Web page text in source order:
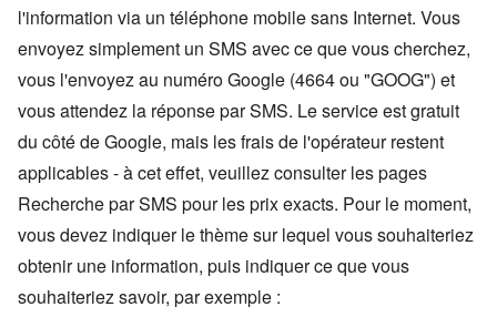
l'information via un téléphone mobile sans Internet. Vous
envoyez simplement un SMS avec ce que vous cherchez,
vous l'envoyez au numéro Google (4664 ou "GOOG") et
vous attendez la réponse par SMS. Le service est gratuit
du côté de Google, mais les frais de l'opérateur restent
applicables - à cet effet, veuillez consulter les pages
Recherche par SMS pour les prix exacts. Pour le moment,
vous devez indiquer le thème sur lequel vous souhaiteriez
obtenir une information, puis indiquer ce que vous
souhaiteriez savoir, par exemple :